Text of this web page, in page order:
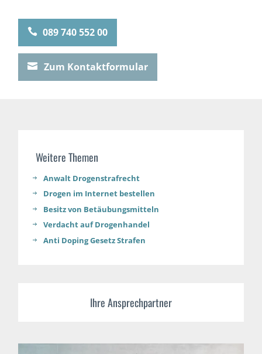
 089 740 552 00
 Zum Kontaktformular
Weitere Themen
Anwalt Drogenstrafrecht​
Drogen im Internet bestellen
Besitz von Betäubungsmitteln
Verdacht auf Drogenhandel
Anti Doping Gesetz Strafen
Ihre Ansprechpartner